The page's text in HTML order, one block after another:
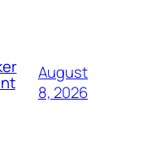
August
8, 2026